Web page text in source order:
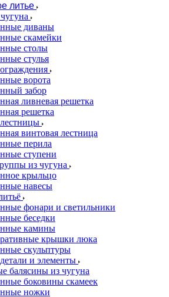
литье
диваны
скамейки
столы
стулья
ворота
забор
ливневая решетка
решетка
винтовая лестница
перила
ступени
из чугуна
крыльцо
навесы
фонари и светильники
беседки
камины
крышки люка
скульптуры
и элементы
балясины из чугуна
боковины скамеек
ножки